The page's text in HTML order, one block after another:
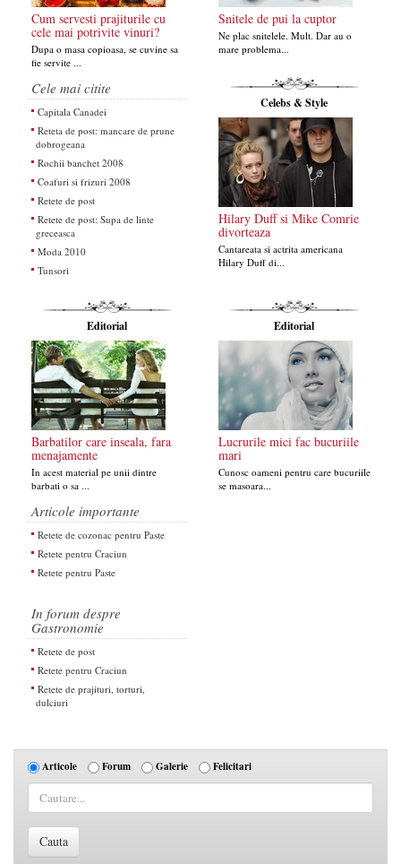
Cum servesti prajiturile cu
cele mai potrivite vinuri?
Dupa o masa copioasa, se cuvine sa
fie servite ...
Snitele de pui la cuptor
Ne plac snitelele. Mult. Dar au o
mare problema...
Cele mai citite
Capitala Canadei
Reteta de post: mancare de prune
dobrogeana
Rochii banchet 2008
Coafuri si frizuri 2008
Retete de post
Retete de post: Supa de linte
greceasca
Moda 2010
Tunsori
Celebs & Style
Hilary Duff si Mike Comrie
divorteaza
Cantareata si actrita americana
Hilary Duff di...
Editorial
Barbatilor care inseala, fara
menajamente
In acest material pe unii dintre
barbati o sa ...
Editorial
Lucrurile mici fac bucuriile
mari
Cunosc oameni pentru care bucuriile
se masoara...
Articole importante
Retete de cozonac pentru Paste
Retete pentru Craciun
Retete pentru Paste
In forum despre
Gastronomie
Retete de post
Retete pentru Craciun
Retete de prajituri, torturi,
dulciuri
Articole Forum Galerie Felicitari